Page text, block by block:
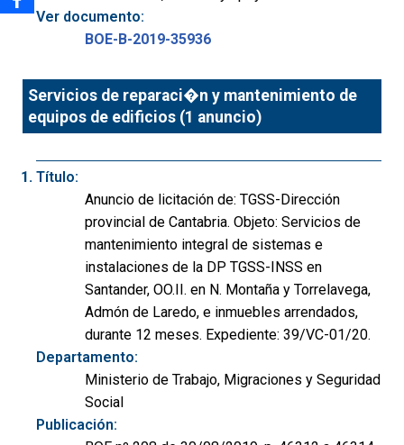
Ver documento:
BOE-B-2019-35936
Servicios de reparaci�n y mantenimiento de
equipos de edificios (1 anuncio)
Título:
Anuncio de licitación de: TGSS-Dirección
provincial de Cantabria. Objeto: Servicios de
mantenimiento integral de sistemas e
instalaciones de la DP TGSS-INSS en
Santander, OO.II. en N. Montaña y Torrelavega,
Admón de Laredo, e inmuebles arrendados,
durante 12 meses. Expediente: 39/VC-01/20.
Departamento:
Ministerio de Trabajo, Migraciones y Seguridad
Social
Publicación: